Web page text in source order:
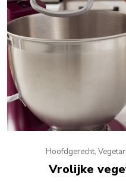
Hoofdgerecht,
Vrolijke